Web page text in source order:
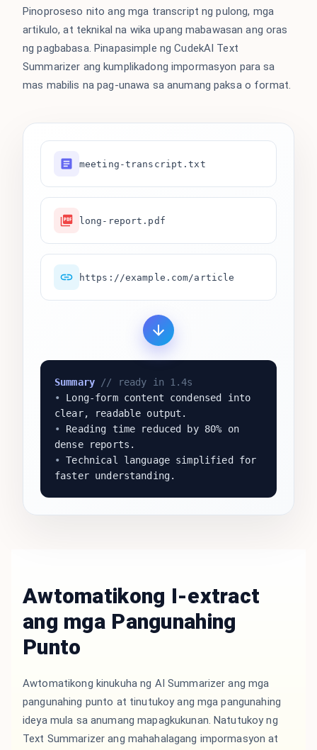
Pinoproseso nito ang mga transcript ng pulong, mga
artikulo, at teknikal na wika upang mabawasan ang oras
ng pagbabasa. Pinapasimple ng CudekAI Text
Summarizer ang kumplikadong impormasyon para sa
mas mabilis na pag-unawa sa anumang paksa o format.
meeting-transcript.txt
long-report.pdf
https://example.com/article
Summary // ready in 1.4s
•
Long-form content condensed into
clear, readable output.
•
Reading time reduced by 80% on
dense reports.
•
Technical language simplified for
faster understanding.
Awtomatikong I-extract
ang mga Pangunahing
Punto
Awtomatikong kinukuha ng AI Summarizer ang mga
pangunahing punto at tinutukoy ang mga pangunahing
ideya mula sa anumang mapagkukunan. Natutukoy ng
Text Summarizer ang mahahalagang impormasyon at